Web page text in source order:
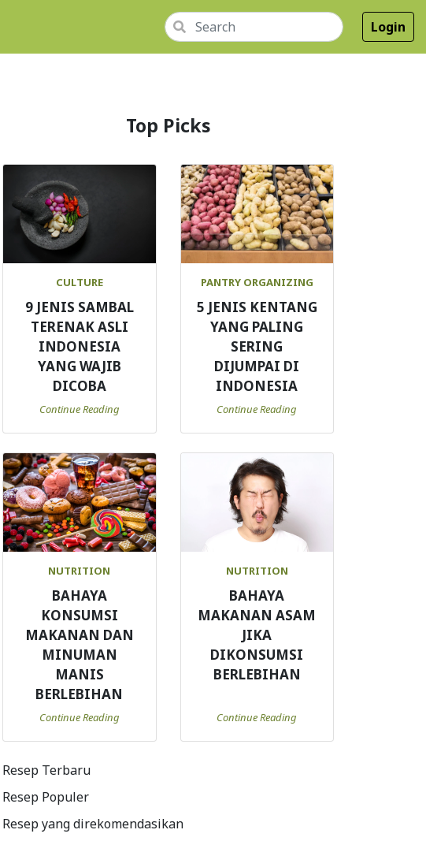
Login
Top Picks
CULTURE
9 JENIS SAMBAL
TERENAK ASLI
INDONESIA
YANG WAJIB
DICOBA
Continue Reading
PANTRY ORGANIZING
5 JENIS KENTANG
YANG PALING
SERING
DIJUMPAI DI
INDONESIA
Continue Reading
NUTRITION
BAHAYA
KONSUMSI
MAKANAN DAN
MINUMAN
MANIS
BERLEBIHAN
Continue Reading
NUTRITION
BAHAYA
MAKANAN ASAM
JIKA
DIKONSUMSI
BERLEBIHAN
Continue Reading
Resep Terbaru
Resep Populer
Resep yang direkomendasikan